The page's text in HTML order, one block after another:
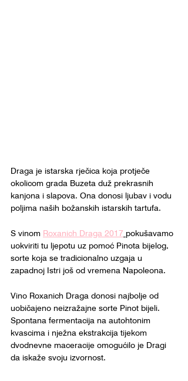
Draga je istarska rječica koja protječe
okolicom grada Buzeta duž prekrasnih
kanjona i slapova. Ona donosi ljubav i vodu
poljima naših božanskih istarskih tartufa.
S vinom Roxanich Draga 2017 pokušavamo
uokviriti tu ljepotu uz pomoć Pinota bijelog,
sorte koja se tradicionalno uzgaja u
zapadnoj Istri još od vremena Napoleona.
Vino Roxanich Draga donosi najbolje od
uobičajeno neizražajne sorte Pinot bijeli.
Spontana fermentacija na autohtonim
kvascima i nježna ekstrakcija tijekom
dvodnevne maceracije omogućilo je Dragi
da iskaže svoju izvornost.